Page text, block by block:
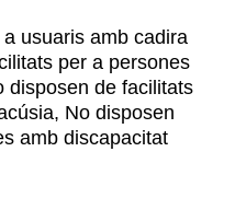
usuaris amb cadira
per a persones
disposen de facilitats
No disposen
amb discapacitat